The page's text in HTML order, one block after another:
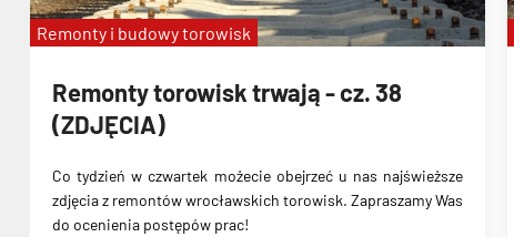
Remonty torowisk trwają - cz. 38
(ZDJĘCIA)
Co tydzień w czwartek możecie obejrzeć u nas najświeższe
zdjęcia z remontów wrocławskich torowisk. Zapraszamy Was
do ocenienia postępów prac!
Remonty i budowy torowisk